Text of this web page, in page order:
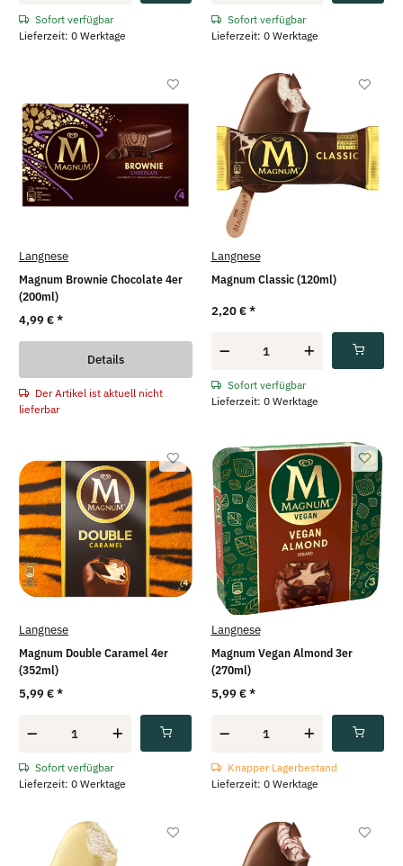
Sofort verfügbar
Lieferzeit: 0 Werktage
Sofort verfügbar
Lieferzeit: 0 Werktage
Langnese
Magnum Brownie Chocolate 4er
(200ml)
4,99 €*
Details
Der Artikel ist aktuell nicht
lieferbar
Langnese
Magnum Classic (120ml)
2,20 €*
Sofort verfügbar
Lieferzeit: 0 Werktage
Langnese
Magnum Double Caramel 4er
(352ml)
5,99 €*
Sofort verfügbar
Lieferzeit: 0 Werktage
Langnese
Magnum Vegan Almond 3er
(270ml)
5,99 €*
Knapper Lagerbestand
Lieferzeit: 0 Werktage